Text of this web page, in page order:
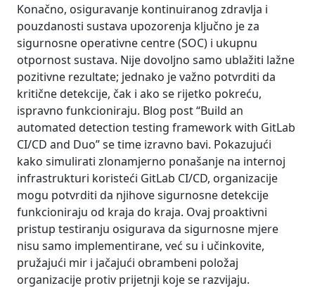
Konačno, osiguravanje kontinuiranog zdravlja i
pouzdanosti sustava upozorenja ključno je za
sigurnosne operativne centre (SOC) i ukupnu
otpornost sustava. Nije dovoljno samo ublažiti lažne
pozitivne rezultate; jednako je važno potvrditi da
kritične detekcije, čak i ako se rijetko pokreću,
ispravno funkcioniraju. Blog post “Build an
automated detection testing framework with GitLab
CI/CD and Duo” se time izravno bavi. Pokazujući
kako simulirati zlonamjerno ponašanje na internoj
infrastrukturi koristeći GitLab CI/CD, organizacije
mogu potvrditi da njihove sigurnosne detekcije
funkcioniraju od kraja do kraja. Ovaj proaktivni
pristup testiranju osigurava da sigurnosne mjere
nisu samo implementirane, već su i učinkovite,
pružajući mir i jačajući obrambeni položaj
organizacije protiv prijetnji koje se razvijaju.